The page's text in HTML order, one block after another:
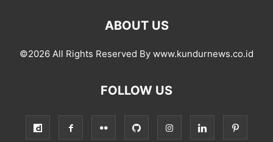
ABOUT US
©2026 All Rights Reserved By www.kundurnews.co.id
FOLLOW US